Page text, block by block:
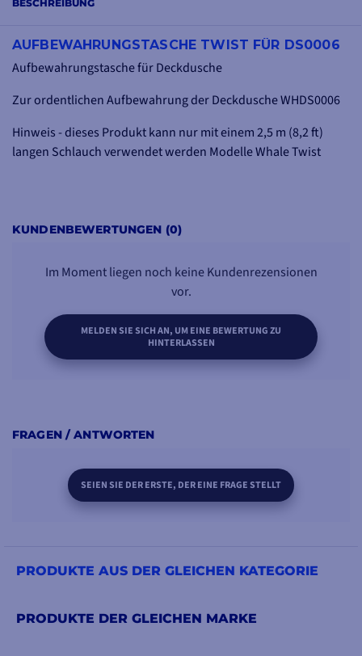
BESCHREIBUNG
AUFBEWAHRUNGSTASCHE TWIST FÜR DS0006
Aufbewahrungstasche für Deckdusche
Zur ordentlichen Aufbewahrung der Deckdusche WHDS0006
Hinweis - dieses Produkt kann nur mit einem 2,5 m (8,2 ft)
langen Schlauch verwendet werden Modelle Whale Twist
KUNDENBEWERTUNGEN (0)
Im Moment liegen noch keine Kundenrezensionen
vor.
MELDEN SIE SICH AN, UM EINE BEWERTUNG ZU
HINTERLASSEN
FRAGEN / ANTWORTEN
SEIEN SIE DER ERSTE, DER EINE FRAGE STELLT
PRODUKTE AUS DER GLEICHEN KATEGORIE
PRODUKTE DER GLEICHEN MARKE